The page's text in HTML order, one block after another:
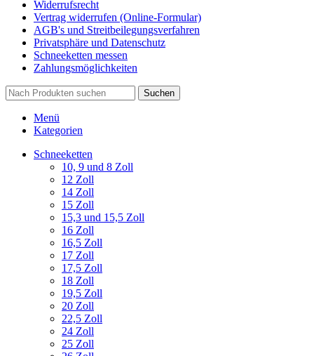
Widerrufsrecht
Vertrag widerrufen (Online-Formular)
AGB's und Streitbeilegungsverfahren
Privatsphäre und Datenschutz
Schneeketten messen
Zahlungsmöglichkeiten
Suchen
Menü
Kategorien
Schneeketten
10, 9 und 8 Zoll
12 Zoll
14 Zoll
15 Zoll
15,3 und 15,5 Zoll
16 Zoll
16,5 Zoll
17 Zoll
17,5 Zoll
18 Zoll
19,5 Zoll
20 Zoll
22,5 Zoll
24 Zoll
25 Zoll